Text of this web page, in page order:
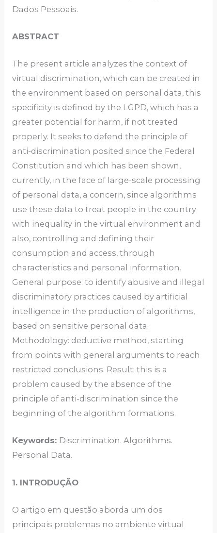
Dados Pessoais.
ABSTRACT
The present article analyzes the context of
virtual discrimination, which can be created in
the environment based on personal data, this
specificity is defined by the LGPD, which has a
greater potential for harm, if not treated
properly. It seeks to defend the principle of
anti-discrimination posited since the Federal
Constitution and which has been shown,
currently, in the face of large-scale processing
of personal data, a concern, since algorithms
use these data to treat people in the country
with inequality in the virtual environment and
also, controlling and defining their
consumption and access, through
characteristics and personal information.
General purpose: to identify abusive and illegal
discriminatory practices caused by artificial
intelligence in the production of algorithms,
based on sensitive personal data.
Methodology: deductive method, starting
from points with general arguments to reach
restricted conclusions. Result: this is a
problem caused by the absence of the
principle of anti-discrimination since the
beginning of the algorithm formations.
Keywords: Discrimination. Algorithms.
Personal Data.
1. INTRODUÇÃO
O artigo em questão aborda um dos
principais problemas no ambiente virtual